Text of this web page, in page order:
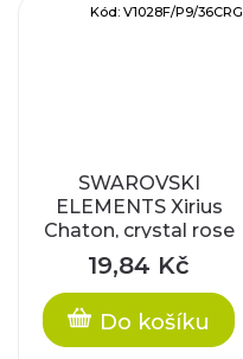
SWAROVSKI
ELEMENTS Xirius
Chaton, crystal rose
gold F
19,84 Kč
Do košíku
Kód: V1028F/P9/36CRG